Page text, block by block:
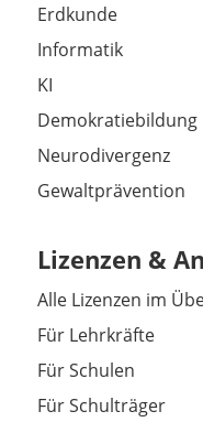
Erdkunde
Informatik
KI
Demokratiebildung
Neurodivergenz
Gewaltprävention
Lizenzen &
Alle Lizenzen im
Für Lehrkräfte
Für Schulen
Für Schulträger